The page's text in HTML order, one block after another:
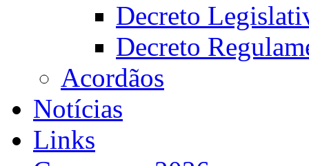
Decreto
Decreto
Acordãos
Notícias
Links